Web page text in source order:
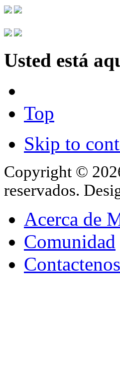
Usted está
Top
Skip to
Copyright ©
reservados.
Acerca de
Comunidad
Contactenos